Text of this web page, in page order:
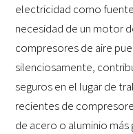
electricidad como
necesidad de un motor
compresores de aire
silenciosamente,
seguros en el lugar de
recientes de
de acero o aluminio